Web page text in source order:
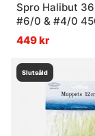
Spro Halibut
#6/0 & #4/0
449 kr
Slutsåld